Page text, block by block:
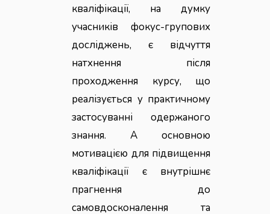
кваліфікації, на думку
учасників фокус-групових
досліджень, є відчуття
натхнення після
проходження курсу, що
реалізується у практичному
застосуванні одержаного
знання. А основною
мотивацією для підвищення
кваліфікації є внутрішнє
прагнення до
самовдосконалення та